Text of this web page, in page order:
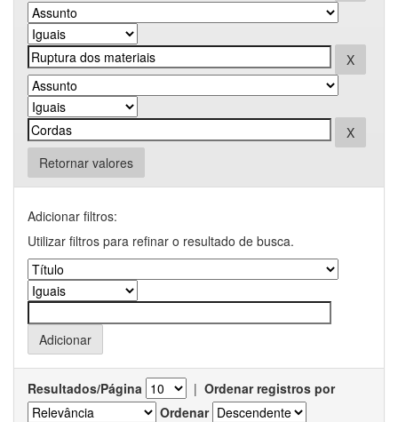
Retornar valores
Adicionar filtros:
Utilizar filtros para refinar o resultado de busca.
Resultados/Página | Ordenar registros por
Ordenar